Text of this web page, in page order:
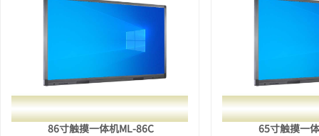
86寸触摸一体机ML-86C 65寸触摸一